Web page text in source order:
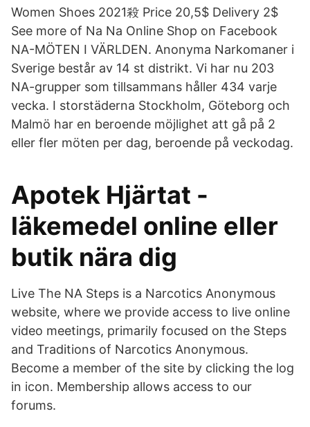
Women Shoes 2021殺 Price 20,5$ Delivery 2$
See more of Na Na Online Shop on Facebook
NA-MÖTEN I VÄRLDEN. Anonyma Narkomaner i
Sverige består av 14 st distrikt. Vi har nu 203
NA-grupper som tillsammans håller 434 varje
vecka. I storstäderna Stockholm, Göteborg och
Malmö har en beroende möjlighet att gå på 2
eller fler möten per dag, beroende på veckodag.
Apotek Hjärtat -
läkemedel online eller
butik nära dig
Live The NA Steps is a Narcotics Anonymous
website, where we provide access to live online
video meetings, primarily focused on the Steps
and Traditions of Narcotics Anonymous.
Become a member of the site by clicking the log
in icon. Membership allows access to our
forums.